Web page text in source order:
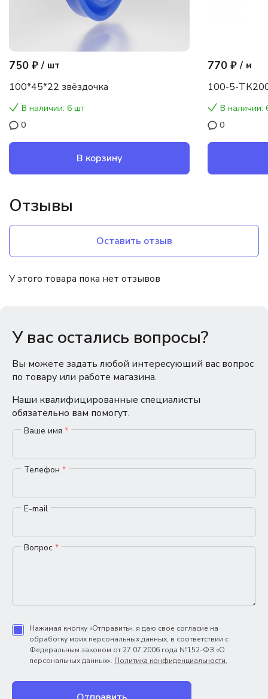
750 ₽ / шт
100*45*22 звёздочка
В наличии: 6 шт
0
В корзину
770 ₽ / м
100-5-
В наличии:
0
Отзывы
Оставить отзыв
У этого товара пока нет отзывов
У вас остались вопросы?
Вы можете задать любой интересующий вас вопрос
по товару или работе магазина.
Наши квалифицированные специалисты
обязательно вам помогут.
Ваше имя *
Телефон *
E-mail
Вопрос *
Нажимая кнопку «Отправить», я даю свое согласие на
обработку моих персональных данных, в соответствии с
Федеральным законом от 27.07.2006 года №152-ФЗ «О
персональных данных». Политика конфиденциальности.